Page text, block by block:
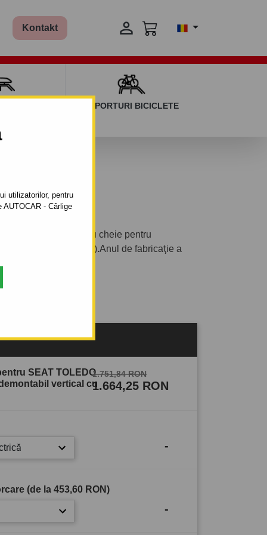
utilizatorilor, pentru
- Cârlige
Kontakt 
SUPORTURI BICICLETE
vertical cu cheie pentru
seria : 5 uşi , (5 P2).Anul de fabricaţie a
SEAT TOLEDO
vertical cu
1.751,84 RON
1.664,25 RON
-
(de la 453,60 RON)
-